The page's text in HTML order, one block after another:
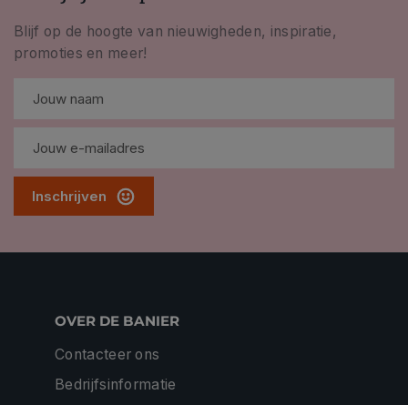
Blijf op de hoogte van nieuwigheden, inspiratie,
promoties en meer!
Inschrijven
OVER DE BANIER
Contacteer ons
Bedrijfsinformatie